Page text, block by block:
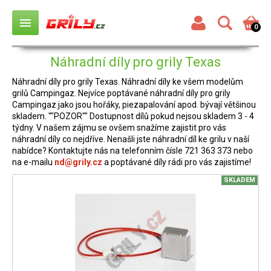
0
menu
Náhradní díly pro grily Texas
Náhradní díly pro grily Texas. Náhradní díly ke všem modelům
grilů Campingaz. Nejvíce poptávané náhradní díly pro grily
Campingaz jako jsou hořáky, piezapalování apod. bývají většinou
skladem. ""POZOR"" Dostupnost dílů pokud nejsou skladem 3 - 4
týdny. V našem zájmu se ovšem snažíme zajistit pro vás
náhradní díly co nejdříve. Nenašli jste náhradní díl ke grilu v naší
nabídce? Kontaktujte nás na telefonním čísle 721 363 373 nebo
na e-mailu nd@grily.cz a poptávané díly rádi pro vás zajistíme!
SKLADEM